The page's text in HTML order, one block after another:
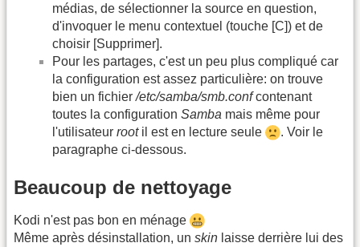
médias, de sélectionner la source en question,
d'invoquer le menu contextuel (touche [C]) et de
choisir [Supprimer].
Pour les partages, c'est un peu plus compliqué car
la configuration est assez particulière: on trouve
bien un fichier/etc/samba/smb.confcontenant
toutes la configuration Samba mais même pour
l'utilisateur rootil est en lecture seule
. Voir le
paragraphe ci-dessous.
Beaucoup de nettoyage
Kodi n'est pas bon en ménage
Même après désinstallation, un skin laisse derrière lui des